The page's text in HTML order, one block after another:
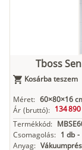
Tboss
Kosárba teszem
Méret: 60×80×16
Ár (bruttó): 134
Termékkód:
Csomagolás: 1 db -
Anyag: